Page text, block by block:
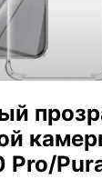
Pro/